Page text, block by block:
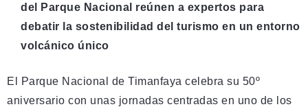
del Parque Nacional reúnen a expertos para
debatir la sostenibilidad del turismo en un entorno
volcánico único
El Parque Nacional de Timanfaya celebra su 50º
aniversario con unas jornadas centradas en uno de los